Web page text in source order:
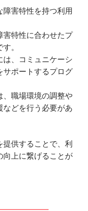
害特性を持つ利用
害特性に合わせたプ
。
、コミュニケーシ
サポートするプログ
、職場環境の調整や
どを行う必要があ
供することで、利
向上に繋げることが